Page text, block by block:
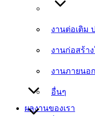
งานต่อเติม
งานก่อสร้า
งานภายนอ
อื่นๆ
งานต่อเติม
งานก่อสร้า
งานภายนอ
อื่นๆ
ผลงานของเรา